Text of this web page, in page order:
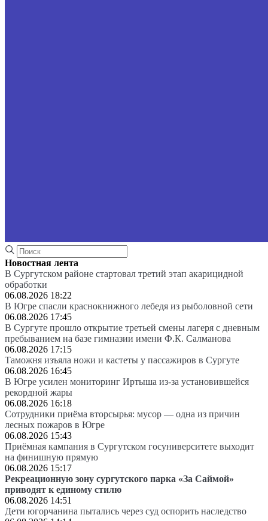
Новостная лента
В Сургутском районе стартовал третий этап акарицидной
обработки
06.08.2026 18:22
В Югре спасли краснокнижного лебедя из рыболовной сети
06.08.2026 17:45
В Сургуте прошло открытие третьей смены лагеря с дневным
пребыванием на базе гимназии имени Ф.К. Салманова
06.08.2026 17:15
Таможня изъяла ножи и кастеты у пассажиров в Сургуте
06.08.2026 16:45
В Югре усилен мониторинг Иртыша из-за установившейся
рекордной жары
06.08.2026 16:18
Сотрудники приёма вторсырья: мусор — одна из причин
лесных пожаров в Югре
06.08.2026 15:43
Приёмная кампания в Сургутском госуниверситете выходит
на финишную прямую
06.08.2026 15:17
Рекреационную зону сургутского парка «За Саймой»
приводят к единому стилю
06.08.2026 14:51
Дети югорчанина пытались через суд оспорить наследство